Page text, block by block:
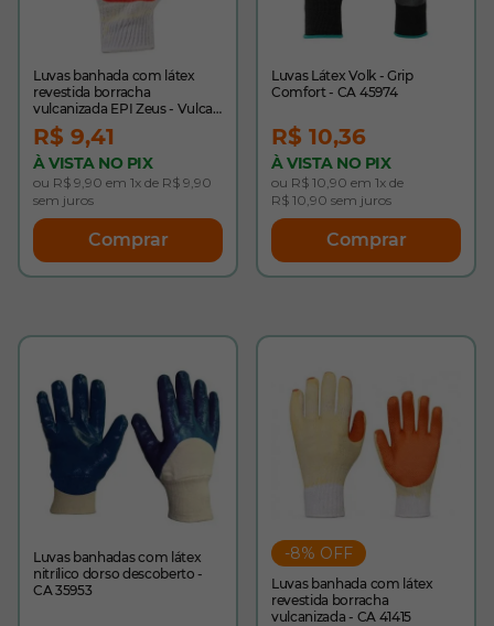
Luvas banhada com látex
revestida borracha
vulcanizada EPI Zeus - Vulcan
Pro - CA 51258
R$ 9,41
À VISTA NO PIX
ou R$ 9,90 em 1x de R$ 9,90
sem juros
Comprar
Luvas Látex Volk - Grip
Comfort - CA 45974
R$ 10,36
À VISTA NO PIX
ou R$ 10,90 em 1x de
R$ 10,90 sem juros
Comprar
Luvas banhadas com látex
nitrílico dorso descoberto -
CA 35953
-8% OFF
Luvas banhada com látex
revestida borracha
vulcanizada - CA 41415